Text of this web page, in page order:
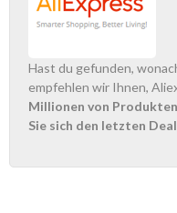
Hast du gefunden,
empfehlen wir Ihnen,
Millionen von
Sie sich den letzten